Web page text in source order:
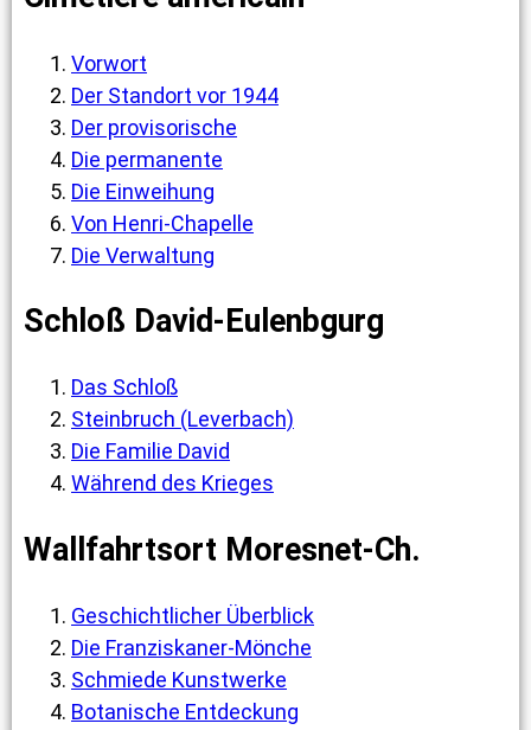
Vorwort
Der Standort vor 1944
Der provisorische
Die permanente
Die Einweihung
Von Henri-Chapelle
Die Verwaltung
Schloß David-Eulenbgurg
Das Schloß
Steinbruch (Leverbach)
Die Familie David
Während des Krieges
Wallfahrtsort Moresnet-Ch.
Geschichtlicher Überblick
Die Franziskaner-Mönche
Schmiede Kunstwerke
Botanische Entdeckung